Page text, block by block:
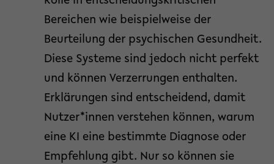
Bereichen wie beispielweise der
Beurteilung der psychischen Gesundheit.
Diese Systeme sind jedoch nicht perfekt
und können Verzerrungen enthalten.
Erklärungen sind entscheidend, damit
Nutzer*innen verstehen können, warum
eine KI eine bestimmte Diagnose oder
Empfehlung gibt. Nur so können sie